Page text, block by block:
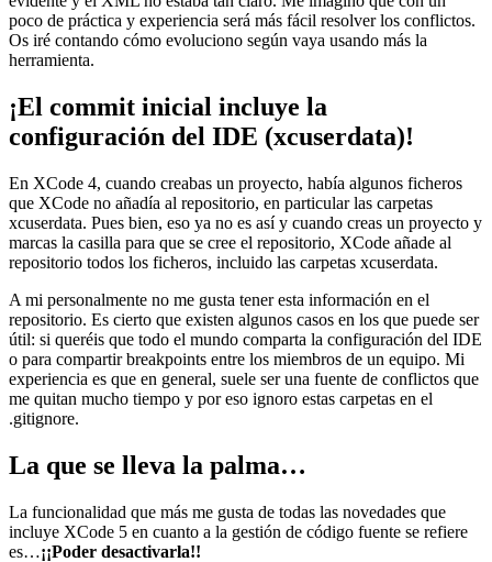
poco de práctica y experiencia será más fácil resolver los conflictos.
Os iré contando cómo evoluciono según vaya usando más la
herramienta.
¡El commit inicial incluye la
configuración del IDE (xcuserdata)!
En XCode 4, cuando creabas un proyecto, había algunos ficheros
que XCode no añadía al repositorio, en particular las carpetas
xcuserdata. Pues bien, eso ya no es así y cuando creas un proyecto y
marcas la casilla para que se cree el repositorio, XCode añade al
repositorio todos los ficheros, incluido las carpetas xcuserdata.
A mi personalmente no me gusta tener esta información en el
repositorio. Es cierto que existen algunos casos en los que puede ser
útil: si queréis que todo el mundo comparta la configuración del IDE
o para compartir breakpoints entre los miembros de un equipo. Mi
experiencia es que en general, suele ser una fuente de conflictos que
me quitan mucho tiempo y por eso ignoro estas carpetas en el
.gitignore.
La que se lleva la palma…
La funcionalidad que más me gusta de todas las novedades que
incluye XCode 5 en cuanto a la gestión de código fuente se refiere
es…¡¡Poder desactivarla!!